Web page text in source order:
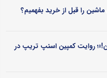
را قبل از خرید بفهمیم؟
روایت کمپین اسنپ تریپ در